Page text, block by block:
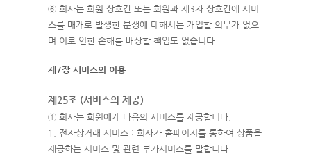
⑥ 회사는 회원 상호간 또는 회원과 제3자 상호간에 서비
스를 매개로 발생한 분쟁에 대해서는 개입할 의무가 없으
며 이로 인한 손해를 배상할 책임도 없습니다.
제7장 서비스의 이용
제25조 (서비스의 제공)
① 회사는 회원에게 다음의 서비스를 제공합니다.
1. 전자상거래 서비스 : 회사가 홈페이지를 통하여 상품을
제공하는 서비스 및 관련 부가서비스를 말합니다.